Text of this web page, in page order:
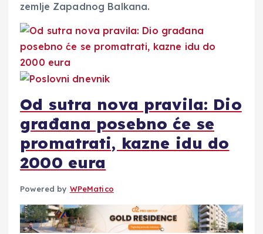
zemlje Zapadnog Balkana.
Od sutra nova pravila: Dio
građana posebno će se
promatrati, kazne idu do
2000 eura
Powered by WPeMatico